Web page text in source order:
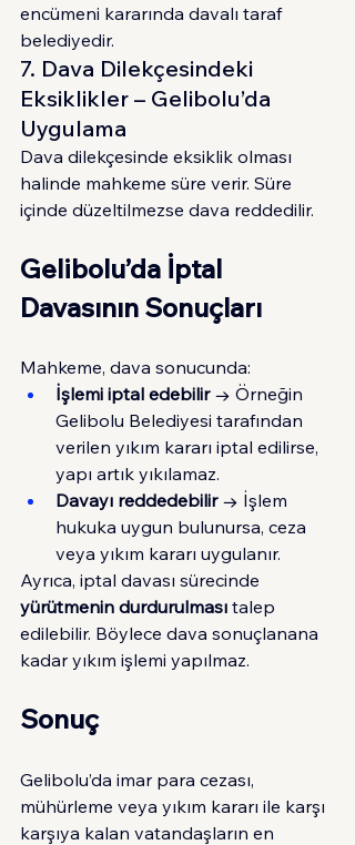
encümeni kararında davalı taraf
belediyedir.
7. Dava Dilekçesindeki
Eksiklikler – Gelibolu’da
Uygulama
Dava dilekçesinde eksiklik olması
halinde mahkeme süre verir. Süre
içinde düzeltilmezse dava reddedilir.
Gelibolu’da İptal
Davasının Sonuçları
Mahkeme, dava sonucunda:
İşlemi iptal edebilir → Örneğin
Gelibolu Belediyesi tarafından
verilen yıkım kararı iptal edilirse,
yapı artık yıkılamaz.
Davayı reddedebilir → İşlem
hukuka uygun bulunursa, ceza
veya yıkım kararı uygulanır.
Ayrıca, iptal davası sürecinde
yürütmenin durdurulması talep
edilebilir. Böylece dava sonuçlanana
kadar yıkım işlemi yapılmaz.
Sonuç
Gelibolu’da imar para cezası,
mühürleme veya yıkım kararı ile karşı
karşıya kalan vatandaşların en